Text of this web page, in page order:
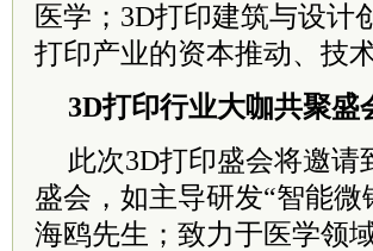
医学；3D打印建筑与设计
打印产业的资本推动、技
3D打印行业大咖共聚盛
此次3D打印盛会将邀请
盛会，如主导研发“智能
海鸥先生；致力于医学领